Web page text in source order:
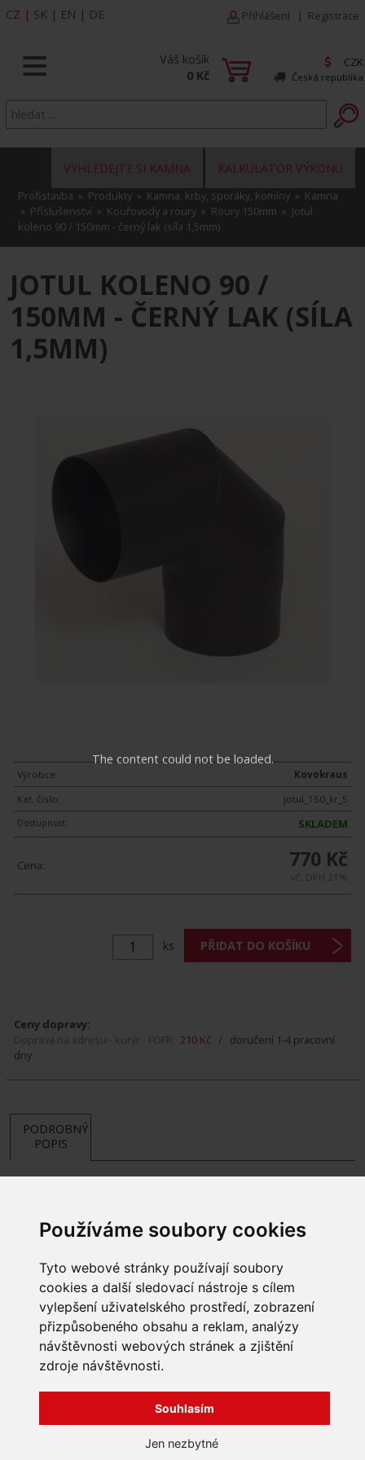
The content could not be loaded.
Používáme soubory cookies
Tyto webové stránky používají soubory
cookies a další sledovací nástroje s cílem
vylepšení uživatelského prostředí, zobrazení
přizpůsobeného obsahu a reklam, analýzy
návštěvnosti webových stránek a zjištění
zdroje návštěvnosti.
Souhlasím
Jen nezbytné
CZ | SK | EN | DE Přihlášení | Registrace
Váš košík
0 Kč
CZK
Česká republika
KALKULÁTOR VÝKONU
VYHLEDEJTE SI KAMNA
Profistavba » Produkty » Kamna, krby, sporáky, komíny » Kamna
» Příslušenství » Kouřovody a roury » Roury 150mm » Jotul
koleno 90 / 150mm - černý lak (síla 1,5mm)
JOTUL KOLENO 90 /
150MM - ČERNÝ LAK (SÍLA
1,5MM)
Výrobce:
Kovokraus
Kat. číslo:
jotul_150_kr_5
Dostupnost:
SKLADEM
Cena: 770 Kč
vč. DPH 21%
ks
Ceny dopravy:
Doprava na adresu - kurýr - FOFR: 210 Kč / doručení 1-4 pracovní
dny
PODROBNÝ
POPIS
INFORMACE
Obchodní podmínky
Zpracování a ochrana
osobních údajů
O nás
Všechna práva vyhrazena